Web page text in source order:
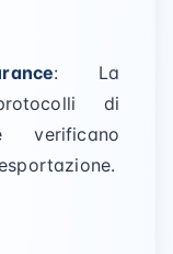
: La
di
verificano